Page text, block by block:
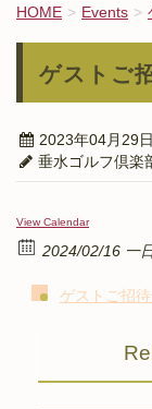
HOME Events
ゲストご
2023年04月29日
垂水ゴルフ倶楽
View Calendar
2024/02/16 一
ゲストご招